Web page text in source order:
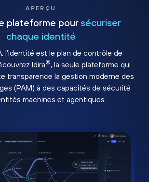
APERÇU
plateforme pour sécuriser
chaque identité
l’identité est le plan de contrôle de
Idira®, la seule plateforme qui
transparence la gestion moderne des
(PAM) à des capacités de sécurité
machines et agentiques.